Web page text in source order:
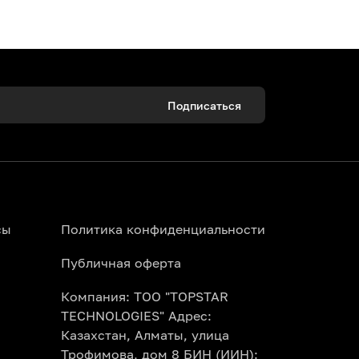
можно онлайн за пару минут.
Наша умная афиша покажет
месяц сразу.
Подписаться
Политика конфиденциальности
Публичная оферта
Компания: ТОО "TOPSTAR
TECHNOLOGIES" Адрес:
Казахстан, Алматы, улица
Трофимова, дом 8 БИН (ИИН):